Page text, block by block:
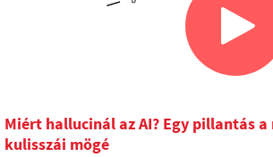
Miért hallucinál az AI? Egy pillantás
kulisszái mögé